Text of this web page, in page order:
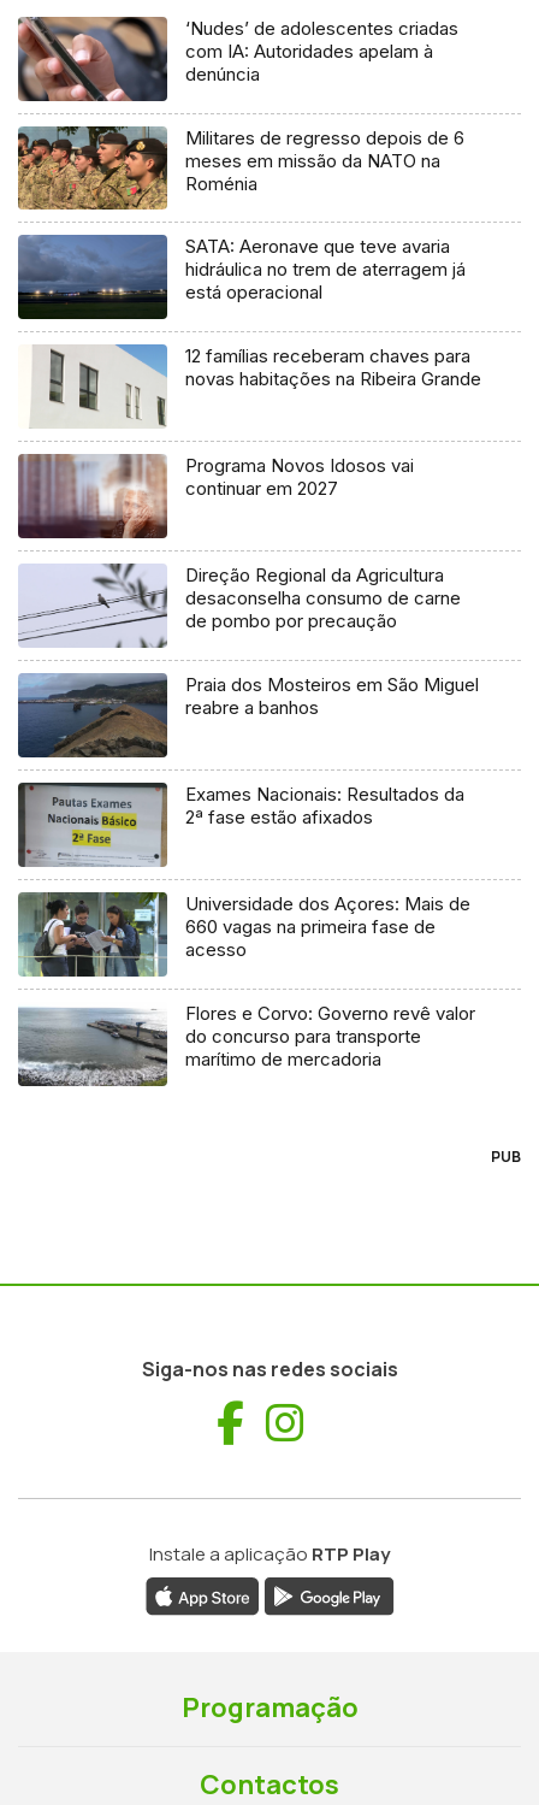
‘Nudes’ de adolescentes criadas
com IA: Autoridades apelam à
denúncia
Militares de regresso depois de 6
meses em missão da NATO na
Roménia
SATA: Aeronave que teve avaria
hidráulica no trem de aterragem já
está operacional
12 famílias receberam chaves para
novas habitações na Ribeira Grande
Programa Novos Idosos vai
continuar em 2027
Direção Regional da Agricultura
desaconselha consumo de carne
de pombo por precaução
Praia dos Mosteiros em São Miguel
reabre a banhos
Exames Nacionais: Resultados da
2ª fase estão afixados
Universidade dos Açores: Mais de
660 vagas na primeira fase de
acesso
Flores e Corvo: Governo revê valor
do concurso para transporte
marítimo de mercadoria
PUB
Siga-nos nas redes sociais
Facebook
Instale a aplicação RTP Play
Programação
Contactos